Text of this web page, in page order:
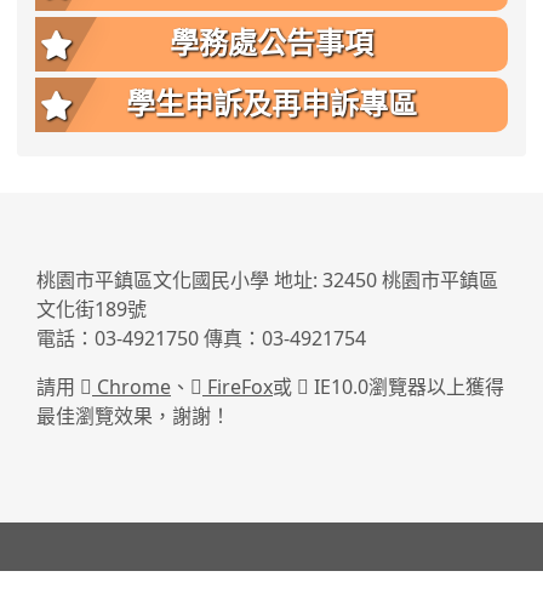
學務處公告事項
學生申訴及再申訴專區
桃園市平鎮區文化國民小學 地址: 32450 桃園市平鎮區
文化街189號
電話：03-4921750 傳真：03-4921754
請用
Chrome 、 FireFox或
IE10.0瀏覽器以上獲得
最佳瀏覽效果，謝謝！